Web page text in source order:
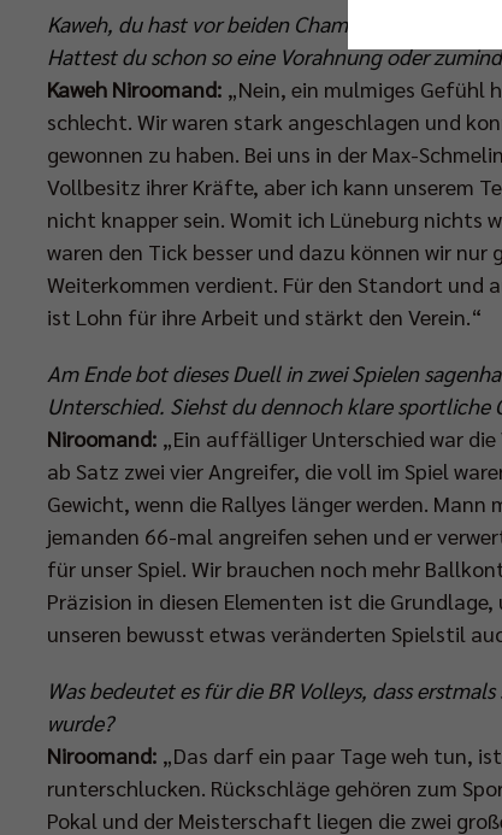
Kaweh, du hast vor beiden Champions-League-
Hattest du schon so eine Vorahnung oder
Kaweh Niroomand: „Nein, ein mulmiges Gefühl
schlecht. Wir waren stark angeschlagen und
gewonnen zu haben. Bei uns in der Max-
Vollbesitz ihrer Kräfte, aber ich kann unserem
nicht knapper sein. Womit ich Lüneburg nichts
waren den Tick besser und dazu können wir
Weiterkommen verdient. Für den Standort und
ist Lohn für ihre Arbeit und stärkt den Verein.“
Am Ende bot dieses Duell in zwei Spielen
Unterschied. Siehst du dennoch klare sportliche
Niroomand: „Ein auffälliger Unterschied war
ab Satz zwei vier Angreifer, die voll im Spiel
Gewicht, wenn die Rallyes länger werden.
jemanden 66-mal angreifen sehen und er
für unser Spiel. Wir brauchen noch mehr
Präzision in diesen Elementen ist die
unseren bewusst etwas veränderten Spielstil
Was bedeutet es für die BR Volleys, dass
wurde?
Niroomand: „Das darf ein paar Tage weh tun,
runterschlucken. Rückschläge gehören zum
Pokal und der Meisterschaft liegen die zwei